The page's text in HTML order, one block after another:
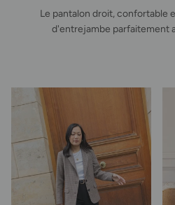
Le pantalon droit, confortable
d'entrejambe parfaitement